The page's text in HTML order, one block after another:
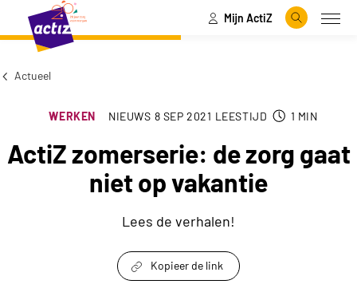
Naar hoofdinhoud
Naar menu Mijn ActiZ
Zoeken
Actueel
WERKEN NIEUWS 8 SEP 2021 LEESTIJD 1 MIN
ActiZ zomerserie: de zorg gaat
niet op vakantie
Lees de verhalen!
Kopieer de link